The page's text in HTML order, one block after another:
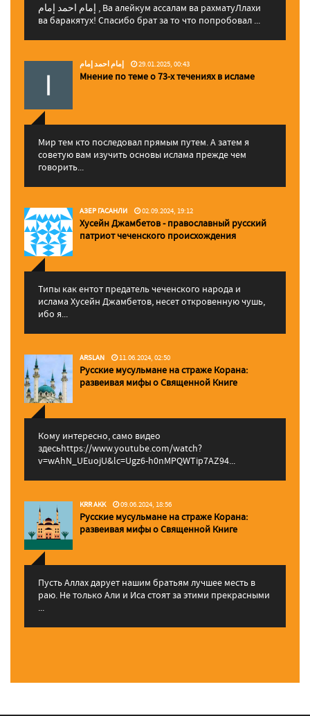
إمام احمد إمام , Ва алейкум ассалам ва рахматуЛлахи
ва баракятух! Спасибо брат за то что попробовал ...
إمام احمد إمام 29.01.2025, 00:43
Мнение по теме о 73-х течениях в исламе
Мир тем кто последовал прямым путем. А затем я
советую вам изучить основы ислама прежде чем
говорить...
АЗЕР ГАСАНЛИ 02.09.2024, 19:12
Хусейн Джамбетов - православный русский
патриот чеченского происхождения
Типы как ентот предатель чеченского народа и
ислама Хусейн Джамбетов, несет откровенную чушь,
ибо я...
ARSLAN 11.06.2024, 02:50
Русские мусульмане на страже Корана:
pазвеивая мифы о Священной Книге
Кому интересно, само видео
здесьhttps://www.youtube.com/watch?
v=wAhN_UEuojU&lc=Ugz6-h0nMPQWTip7AZ94...
KRR AKK 09.06.2024, 18:56
Русские мусульмане на страже Корана:
pазвеивая мифы о Священной Книге
Пусть Аллах дарует нашим братьям лучшее месть в
раю. Не только Али и Иса стоят за этими прекрасными
...